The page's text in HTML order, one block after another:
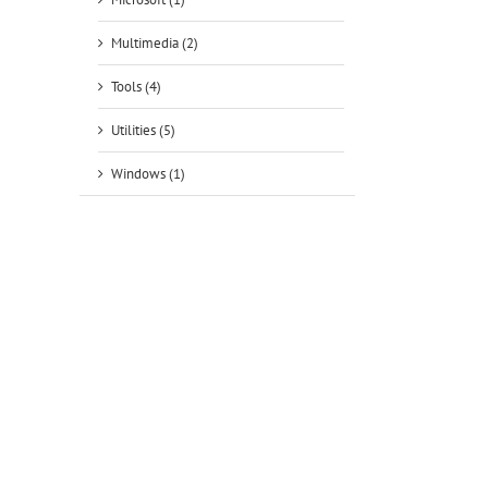
Multimedia (2)
Tools (4)
Utilities (5)
Windows (1)